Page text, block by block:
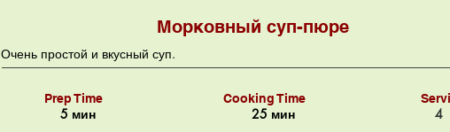
Морковный суп-пюре
Очень простой и вкусный суп.
Prep Time
5 мин
Cooking Time
25 мин 4